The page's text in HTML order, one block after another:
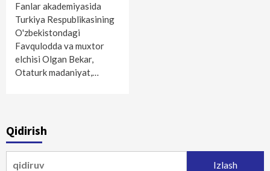
Fanlar akademiyasida
Turkiya Respublikasining
O'zbekistondagi
Favqulodda va muxtor
elchisi Olgan Bekar,
Otaturk madaniyat,…
Qidirish